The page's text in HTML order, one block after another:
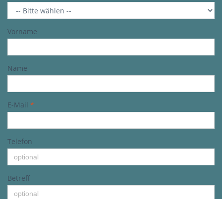
Vorname
Name
E-Mail *
Telefon
Betreff